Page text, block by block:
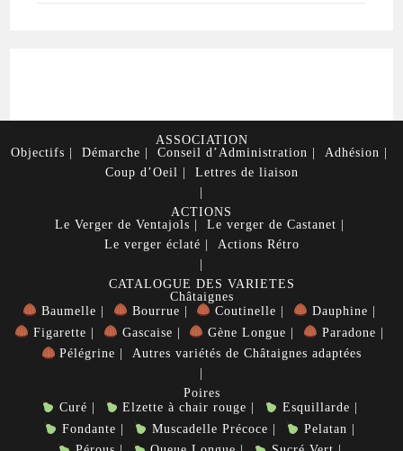
ASSOCIATION
Objectifs
Démarche Conseil d’Administration
Adhésion
Coup d’Oeil
Lettres de liaison
ACTIONS
Le Verger de Ventajols
Le verger de Castanet
Le verger éclaté
Actions Rétro
CATALOGUE DES VARIETES
Châtaignes
Baumelle
Bourrue Coutinelle
Dauphine
Figarette
Gascaise Gène Longue
Paradone
Pélégrine
Autres variétés de Châtaignes adaptées
Poires
Curé
Elzette à chair rouge
Esquillarde
Fondante
Muscadelle Précoce
Pelatan